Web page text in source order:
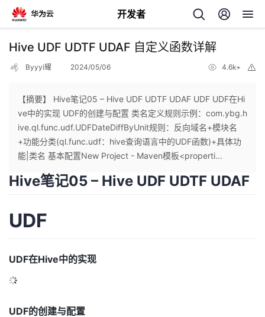
开发者
返
个
页
开
发
者
我
的
开
发
者
我
的
Programs
我
的
支
Hive UDF UDTF UDAF 自定义函数详解
Byyyi耀 2024/05/06 4.6k+
【摘要】 Hive笔记05 – Hive UDF UDTF UDAF UDF UDF在Hi
ve中的实现 UDF的创建与配置 类名定义规则示例：com.ybg.h
ive.ql.func.udf.UDFDateDiffByUnit规则：反向域名+模块名
+功能分类(ql.func.udf：hive查询语言中的UDF函数)+具体功
能|类名 基本配置New Project - Maven模板<properti...
Hive笔记05 – Hive UDF UDTF UDAF
UDF
UDF在Hive中的实现
UDF的创建与配置